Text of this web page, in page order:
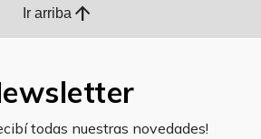
Ir arriba arrow_upward
todas nuestras novedades!